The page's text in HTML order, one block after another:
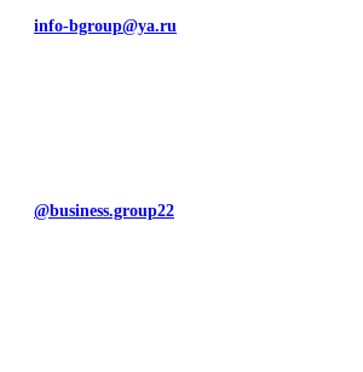
info-bgroup@ya.ru
@business.group22